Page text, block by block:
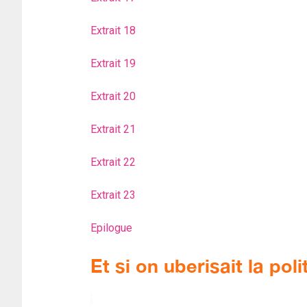
Extrait 18
Extrait 19
Extrait 20
Extrait 21
Extrait 22
Extrait 23
Epilogue
Et si on uberisait la